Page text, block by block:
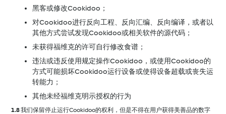
黑客或修改Cookidoo；
对Cookidoo进行反向工程、反向汇编、反向编译，或者以
其他方式尝试发现Cookidoo或相关软件的源代码；
未获得福维克的许可自行修改食谱；
违法或违反使用规定操作Cookidoo，或使用Cookidoo的
方式可能损坏Cookidoo运行设备或使得设备超载或丧失运
转能力；
其他未经福维克明示授权的行为
1.8我们保留停止运行Cookidoo的权利，但是不得在用户获得美善品的数字